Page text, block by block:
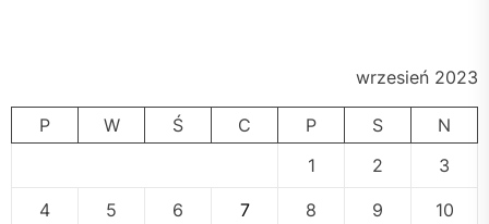
wrzesień 2023
P W Ś C P S
N
1
2 3
4 5 6 7 8 9 10